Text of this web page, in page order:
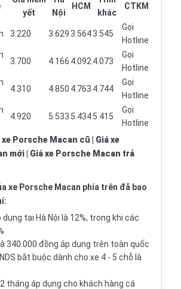
yết
Nội
HCM
khác
CTKM
3.220 3.6293.5643.545
Gọi
Hotline
3.700 4.166 4.092 4.073
Gọi
Hotline
4.310 4.850 4.763 4.744
Gọi
Hotline
4.920 5.533 5.4345.415
Gọi
Hotline
xe Porsche Macan cũ
Giá xe
mới
Giá xe Porsche Macan trả
xe Porsche Macan phía trên đã bao
tại Hà Nội là 12%, trong khi các
340.000 đồng áp dụng trên toàn quốc
bắt buộc dành cho xe 4 - 5 chỗ là
tháng áp dụng cho khách hàng cá